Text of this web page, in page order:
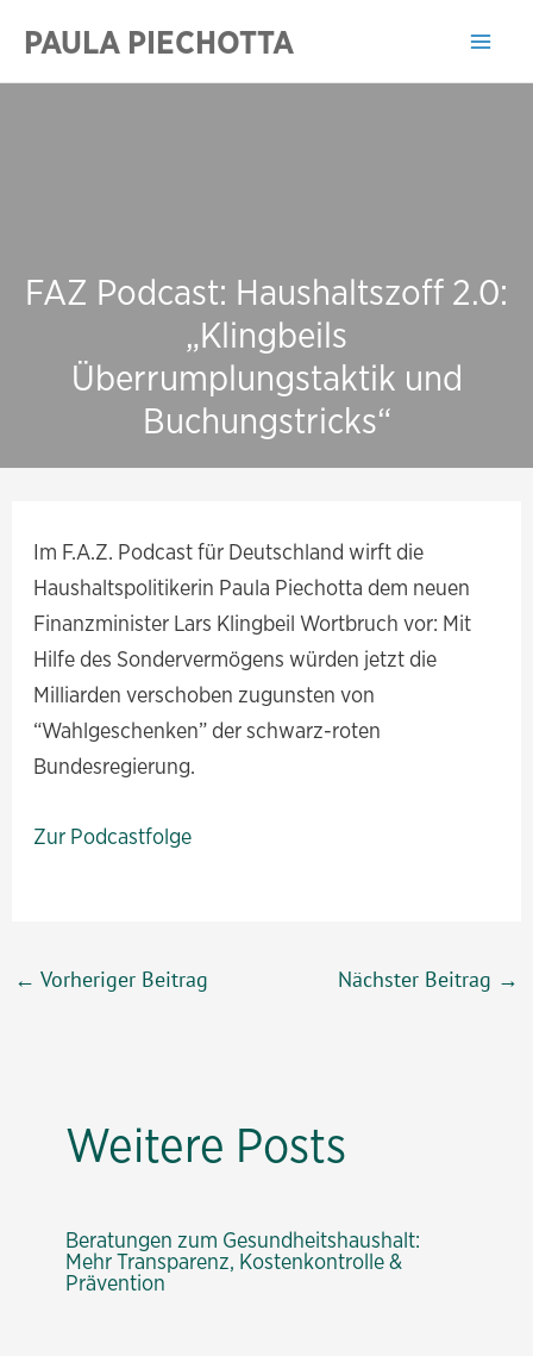
Inhalt
springen
PAULA PIECHOTTA
FAZ Podcast: Haushaltszoff 2.0:
„Klingbeils
Überrumplungstaktik und
Buchungstricks“
Im F.A.Z. Podcast für Deutschland wirft die
Haushaltspolitikerin Paula Piechotta dem neuen
Finanzminister Lars Klingbeil Wortbruch vor: Mit
Hilfe des Sondervermögens würden jetzt die
Milliarden verschoben zugunsten von
“Wahlgeschenken” der schwarz-roten
Bundesregierung.
Zur Podcastfolge
Beitragsnavigation
← Vorheriger Beitrag Nächster Beitrag →
Weitere Posts
Beratungen zum Gesundheitshaushalt:
Mehr Transparenz, Kostenkontrolle &
Prävention